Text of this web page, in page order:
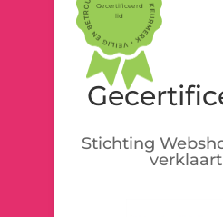
Gecertificeerd
lid
Stichting